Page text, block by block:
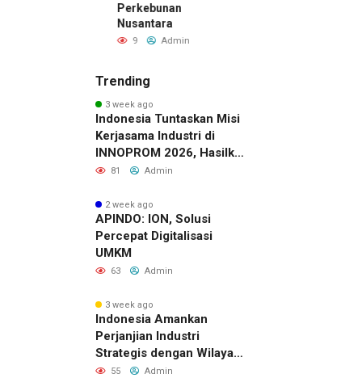
Perkebunan
Nusantara
Admin
Trending
3 week ago
Indonesia Tuntaskan Misi
Kerjasama Industri di
INNOPROM 2026, Hasilkan
Belasan Kerja Sama
81 Admin
2 week ago
APINDO: ION, Solusi
Percepat Digitalisasi
UMKM
63 Admin
3 week ago
Indonesia Amankan
Perjanjian Industri
Strategis dengan Wilayah
Sverdlovsk, Rusia untuk
55 Admin